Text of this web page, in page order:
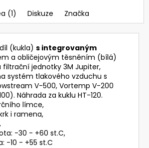
(1)
Diskuze Značka
(kukla) s integrovaným
a obličejovým těsněním (bílá)
jednotky 3M Jupiter,
systém tlakového vzduchu s
V-500, Vortemp V-200
Náhrada za kuklu HT-120.
límce,
i ramena,
-30 - +60 st.C,
-10 - +55 st.C